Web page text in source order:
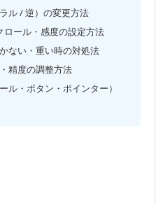
ル / 逆）の変更方法
ロール・感度の設定方法
ない・重い時の対処法
精度の調整方法
ル・ボタン・ポインター）